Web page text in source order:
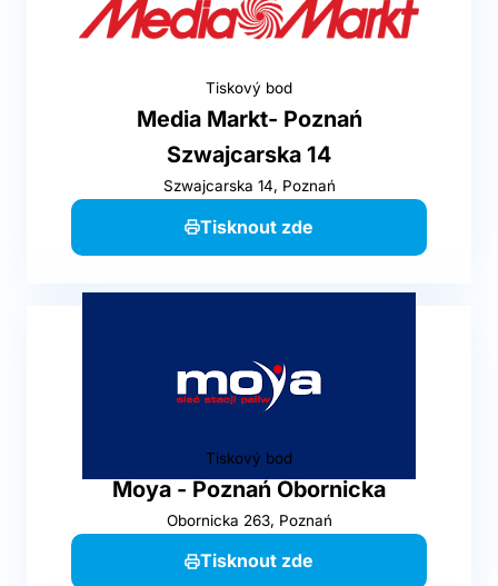
Tiskový bod
Media Markt- Poznań
Szwajcarska 14
Szwajcarska 14, Poznań
Tisknout zde
Tiskový bod
Moya - Poznań Obornicka
Obornicka 263, Poznań
Tisknout zde